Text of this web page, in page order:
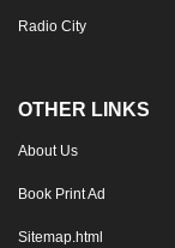
Radio City
OTHER LINKS
About Us
Book Print Ad
Sitemap.html